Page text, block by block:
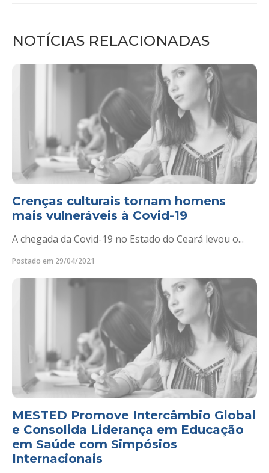
NOTÍCIAS RELACIONADAS
Crenças culturais tornam homens
mais vulneráveis à Covid-19
A chegada da Covid-19 no Estado do Ceará levou o...
Postado em 29/04/2021
MESTED Promove Intercâmbio Global
e Consolida Liderança em Educação
em Saúde com Simpósios
Internacionais